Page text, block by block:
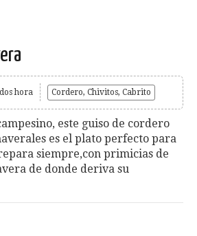
hora Cordero, Chivitos, Cabrito
este guiso de cordero
es el plato perfecto para
siempre,con primicias de
de donde deriva su